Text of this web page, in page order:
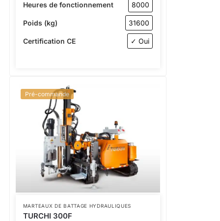
Heures de fonctionnement 8000
Poids (kg) 31600
Certification CE ✓ Oui
Pré-commande
MARTEAUX DE BATTAGE HYDRAULIQUES
TURCHI 300F